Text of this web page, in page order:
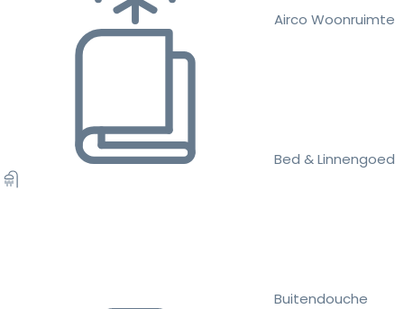
Airco Woonruimte
Bed & Linnengoed
Buitendouche